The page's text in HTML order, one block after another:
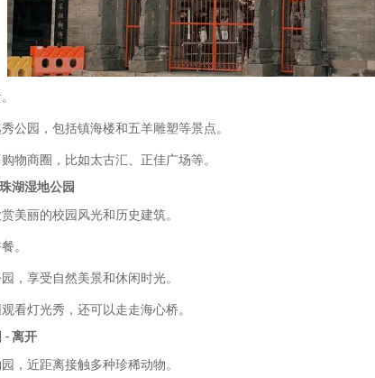
公园，包括镇海楼和五羊雕塑等景点。
物商圈，比如太古汇、正佳广场等。
湖湿地公园
美丽的校园风光和历史建筑。
。
，享受自然美景和休闲时光。
看灯光秀，还可以走走海心桥。
- 离开
，近距离接触多种珍稀动物。